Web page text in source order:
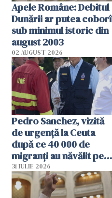
Apele Române: Debitul
Dunării ar putea coborî
sub minimul istoric din
august 2003
02 AUGUST 2026
Pedro Sanchez, vizită
de urgență la Ceuta
după ce 40 000 de
migranți au năvălit pe
teritoriul spaniol: „Vom
mobiliza toate
resursele"
31 IULIE 2026